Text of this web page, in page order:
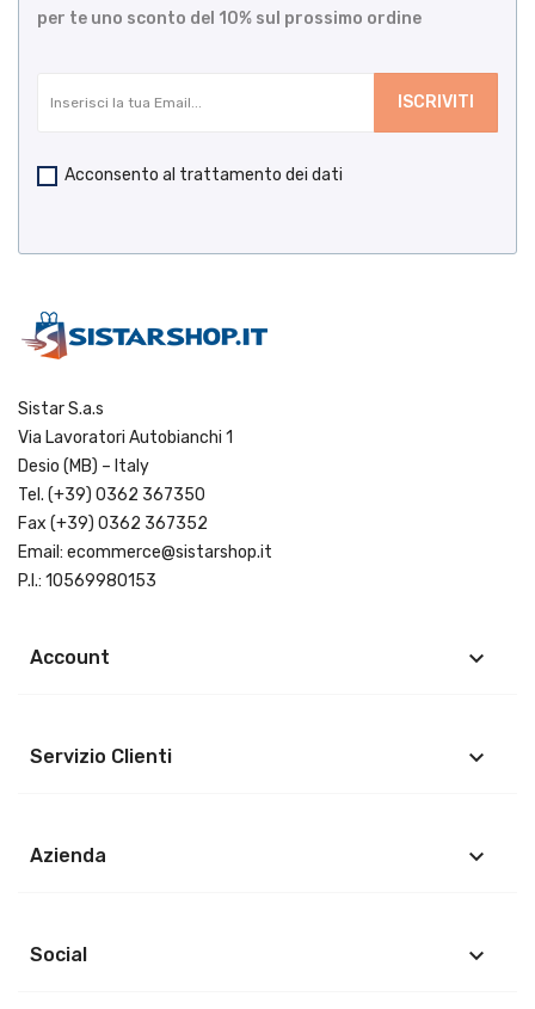
per te uno sconto del 10% sul prossimo ordine
Acconsento al trattamento dei dati
Sistar S.a.s
Via Lavoratori Autobianchi 1
Desio (MB) – Italy
Tel. (+39) 0362 367350
Fax (+39) 0362 367352
Email: ecommerce@sistarshop.it
P.I.: 10569980153
Account keyboard_arrow_down
Servizio Clienti keyboard_arrow_down
Azienda keyboard_arrow_down
Social keyboard_arrow_down